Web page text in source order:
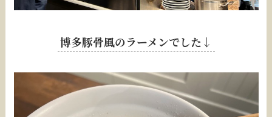
博多豚骨風のラーメンでした↓